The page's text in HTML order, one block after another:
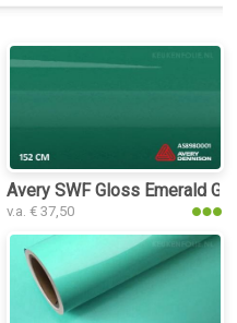
Avery SWF Gloss Emerald
v.a. € 37,50